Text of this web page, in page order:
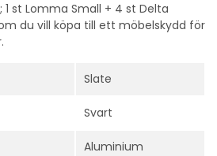
st Lomma Small + 4 st Delta
du vill köpa till ett möbelskydd för
Slate
Svart
Aluminium